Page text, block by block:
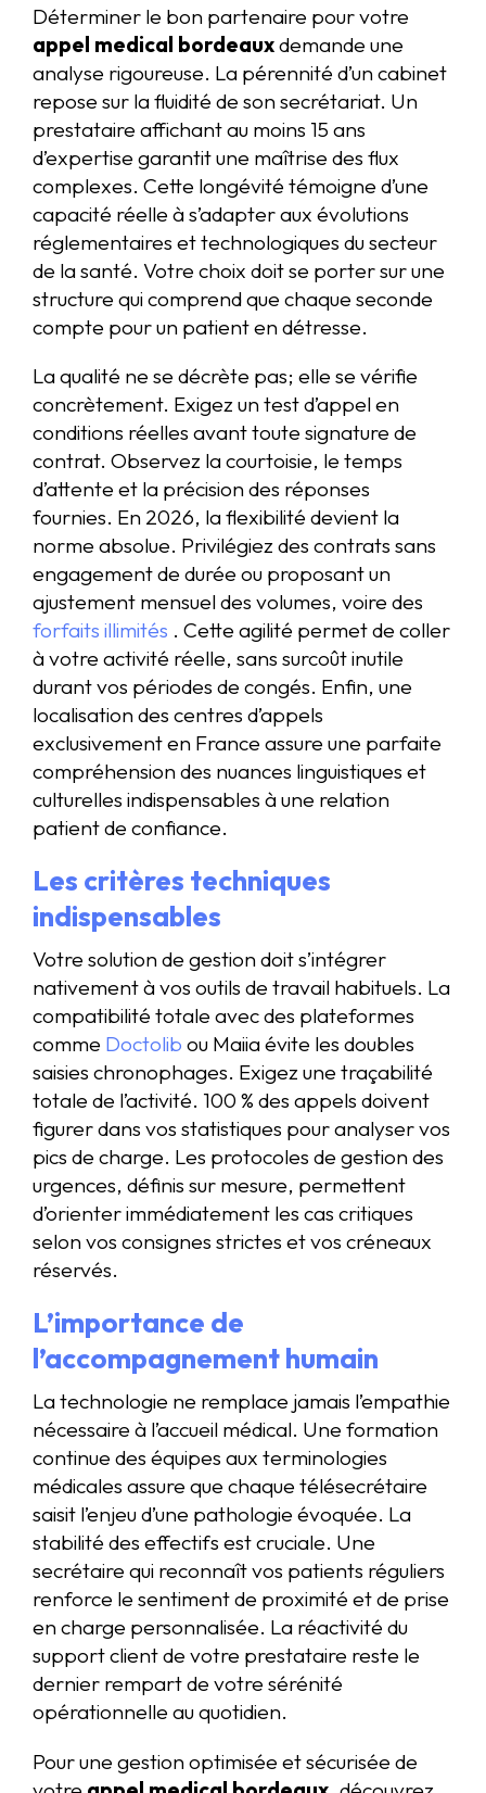
Déterminer le bon partenaire pour votre
appel medical bordeauxdemande une
analyse rigoureuse. La pérennité d’un cabinet
repose sur la fluidité de son secrétariat. Un
prestataire affichant au moins 15 ans
d’expertise garantit une maîtrise des flux
complexes. Cette longévité témoigne d’une
capacité réelle à s’adapter aux évolutions
réglementaires et technologiques du secteur
de la santé. Votre choix doit se porter sur une
structure qui comprend que chaque seconde
compte pour un patient en détresse.
La qualité ne se décrète pas; elle se vérifie
concrètement. Exigez un test d’appel en
conditions réelles avant toute signature de
contrat. Observez la courtoisie, le temps
d’attente et la précision des réponses
fournies. En 2026, la flexibilité devient la
norme absolue. Privilégiez des contrats sans
engagement de durée ou proposant un
ajustement mensuel des volumes, voire des
forfaits illimités . Cette agilité permet de coller
à votre activité réelle, sans surcoût inutile
durant vos périodes de congés. Enfin, une
localisation des centres d’appels
exclusivement en France assure une parfaite
compréhension des nuances linguistiques et
culturelles indispensables à une relation
patient de confiance.
Les critères techniques
indispensables
Votre solution de gestion doit s’intégrer
nativement à vos outils de travail habituels. La
compatibilité totale avec des plateformes
comme Doctolib ou Maiia évite les doubles
saisies chronophages. Exigez une traçabilité
totale de l’activité. 100 % des appels doivent
figurer dans vos statistiques pour analyser vos
pics de charge. Les protocoles de gestion des
urgences, définis sur mesure, permettent
d’orienter immédiatement les cas critiques
selon vos consignes strictes et vos créneaux
réservés.
L’importance de
l’accompagnement humain
La technologie ne remplace jamais l’empathie
nécessaire à l’accueil médical. Une formation
continue des équipes aux terminologies
médicales assure que chaque télésecrétaire
saisit l’enjeu d’une pathologie évoquée. La
stabilité des effectifs est cruciale. Une
secrétaire qui reconnaît vos patients réguliers
renforce le sentiment de proximité et de prise
en charge personnalisée. La réactivité du
support client de votre prestataire reste le
dernier rempart de votre sérénité
opérationnelle au quotidien.
Pour une gestion optimisée et sécurisée de